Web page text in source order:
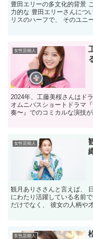
豊田エリーの多文化的背景
力的な 豊田エリーさんにつ
リスのハーフで、 そのユニ
女性芸能人
2024年、工藤美桜さんはド
オムニバスショートドラマ
奏〜』でのコミカルな演技
女性芸能人
観月ありささんと言えば、
にわたり活躍している名前
だけでなく、 彼女の人柄や
女性芸能人